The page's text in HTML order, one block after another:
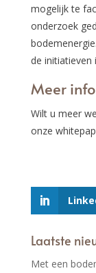
mogelijk te
onderzoek
de initiatieven
Meer
Wilt u meer
onze
Laatste
Met een